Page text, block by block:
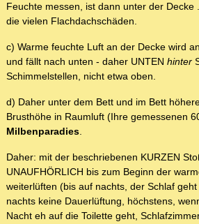
Feuchte messen, ist dann unter der Decke
die vielen Flachdachschäden.
c) Warme feuchte Luft an der Decke wird
und fällt nach unten - daher UNTEN hinter
Schimmelstellen, nicht etwa oben.
d) Daher unter dem Bett und im Bett
Brusthöhe in Raumluft (Ihre gemessenen
Milbenparadies.
Daher: mit der beschriebenen KURZEN
UNAUFHÖRLICH bis zum Beginn der
weiterlüften (bis auf nachts, der Schlaf
nachts keine Dauerlüftung, höchstens,
Nacht eh auf die Toilette geht,